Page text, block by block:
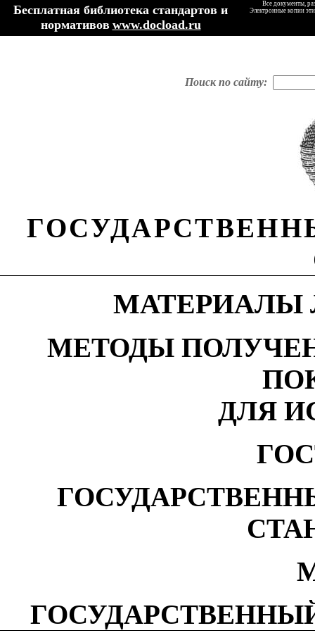
Бесплатная библиотека стандартов и
нормативов www.docload.ru
Все документы,
Электронные копии
Поиск по сайту:
МАТЕРИАЛЫ
МЕТОДЫ
ДЛЯ